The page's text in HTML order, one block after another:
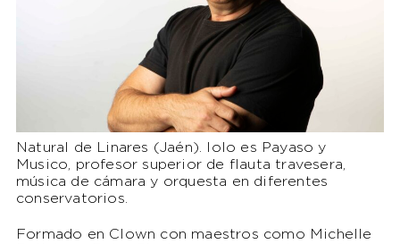
Natural de Linares (Jaén). lolo es Payaso y
Musico, profesor superior de flauta travesera,
música de cámara y orquesta en diferentes
conservatorios.
Formado en Clown con maestros como Michelle